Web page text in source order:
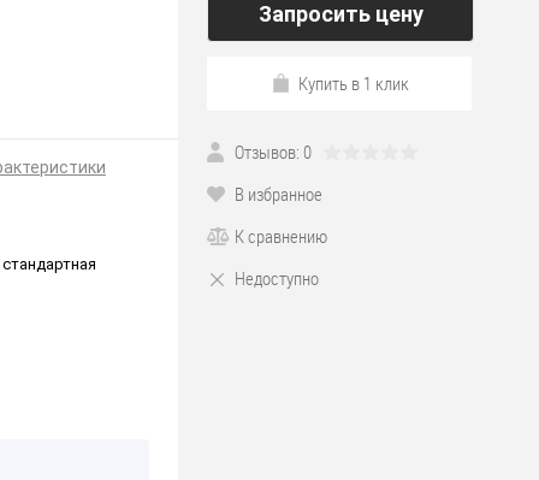
Запросить цену
Купить в 1 клик
Отзывов: 0
В избранное
К сравнению
Недоступно